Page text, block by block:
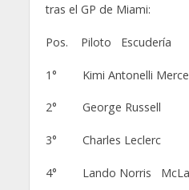
tras el GP de Miami:
Pos. Piloto Escudería
1° Kimi Antonelli
2° George
3° Charles Leclerc
4° Lando Norris